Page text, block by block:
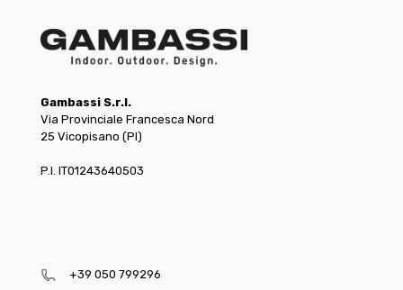
Gambassi S.r.l.
Via Provinciale Francesca Nord
25 Vicopisano (PI)
P.I. IT01243640503
+39 050 799296